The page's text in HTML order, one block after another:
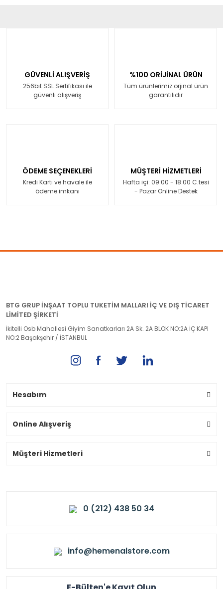
GÜVENLİ ALIŞVERİŞ
256bit SSL Sertifikası ile
güvenli alışveriş
%100 ORİJİNAL ÜRÜN
Tüm ürünlerimiz orjinal ürün
garantilidir
ÖDEME SEÇENEKLERİ
Kredi Kartı ve havale ile
ödeme imkanı
MÜŞTERİ HİZMETLERİ
Hafta içi: 09:00 - 18:00 C.tesi
- Pazar Online Destek
BTG GRUP İNŞAAT TOPLU TUKETİM MALLARI İÇ VE DIŞ TİCARET
LİMİTED ŞİRKETİ
İkitelli Osb Mahallesi Giyim Sanatkarları 2A Sk. 2A BLOK NO:2A İÇ KAPI
NO:2 Başakşehir / İSTANBUL
Hesabım
Online Alışveriş
Müşteri Hizmetleri
0 (212) 438 50 34
info@hemenalstore.com